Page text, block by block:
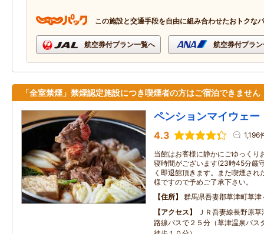
この施設と交通手段を自由に組み合わせたおトクな
航空券付プラン一覧へ 航空券付プラ
「全室禁煙」禁煙認定施設につき喫煙者の方はご宿泊できません
ペンションマイウェー
4.3 1,196
当館はお客様に静かにごゆっくり
寝時間がございます(23時45分厳
く即退館頂きます。また喫煙さ
様ですので予めご了承下さい。
住所
群馬県吾妻郡草津町草
アクセス
ＪＲ吾妻線長野原
路線バスで２５分（草津温泉バス